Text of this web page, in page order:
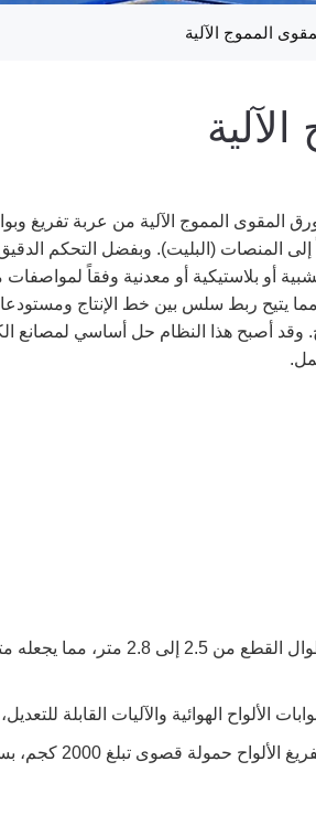
المموج الآلية
المقوى المموج الآلية من عربة تفريغ
إلى المنصات (البليت). وبفضل التحكم
أو بلاستيكية أو معدنية وفقاً
مما يتيح ربط سلس بين خط الإنتاج
وقد أصبح هذا النظام حل أساسي لمصانع
يدعم عرض الألواح من 1.8 إلى 2.8
الألواح الهوائية والآليات القابلة
كجم، بسرعة تفريغ تصل إلى 30 بليت في الساعة.